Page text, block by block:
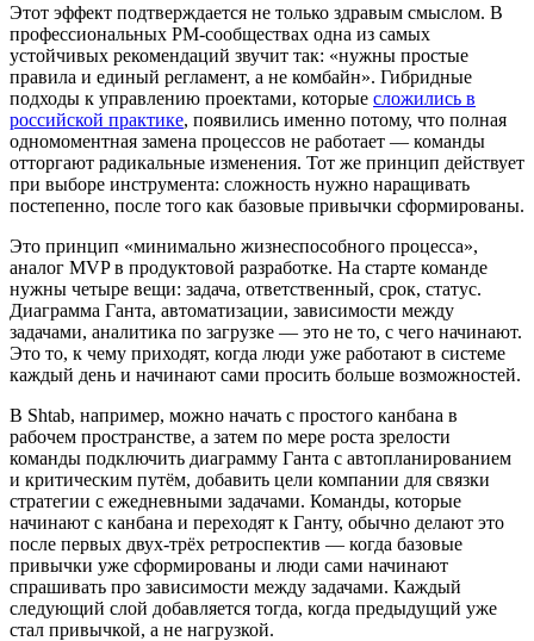
Этот эффект подтверждается не только здравым смыслом. В
профессиональных PM-сообществах одна из самых
устойчивых рекомендаций звучит так: «нужны простые
правила и единый регламент, а не комбайн». Гибридные
подходы к управлению проектами, которые сложились в
российской практике, появились именно потому, что полная
одномоментная замена процессов не работает — команды
отторгают радикальные изменения. Тот же принцип действует
при выборе инструмента: сложность нужно наращивать
постепенно, после того как базовые привычки сформированы.
Это принцип «минимально жизнеспособного процесса»,
аналог MVP в продуктовой разработке. На старте команде
нужны четыре вещи: задача, ответственный, срок, статус.
Диаграмма Ганта, автоматизации, зависимости между
задачами, аналитика по загрузке — это не то, с чего начинают.
Это то, к чему приходят, когда люди уже работают в системе
каждый день и начинают сами просить больше возможностей.
В Shtab, например, можно начать с простого канбана в
рабочем пространстве, а затем по мере роста зрелости
команды подключить диаграмму Ганта с автопланированием
и критическим путём, добавить цели компании для связки
стратегии с ежедневными задачами. Команды, которые
начинают с канбана и переходят к Ганту, обычно делают это
после первых двух-трёх ретроспектив — когда базовые
привычки уже сформированы и люди сами начинают
спрашивать про зависимости между задачами. Каждый
следующий слой добавляется тогда, когда предыдущий уже
стал привычкой, а не нагрузкой.